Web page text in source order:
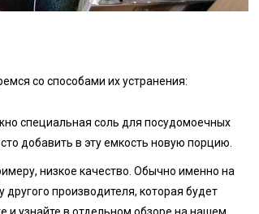
со способами их устранения:
специальная соль для посудомоечных
добавить в эту емкость новую порцию.
низкое качество. Обычно именно на
производителя, которая будет
и узнайте в отдельном обзоре на нашем